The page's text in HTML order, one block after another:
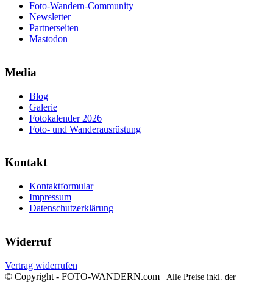
Foto-Wandern-Community
Newsletter
Partnerseiten
Mastodon
Media
Blog
Galerie
Fotokalender 2026
Foto- und Wanderausrüstung
Kontakt
Kontaktformular
Impressum
Datenschutzerklärung
Widerruf
Vertrag widerrufen
© Copyright - FOTO-WANDERN.com | Alle Preise inkl. der